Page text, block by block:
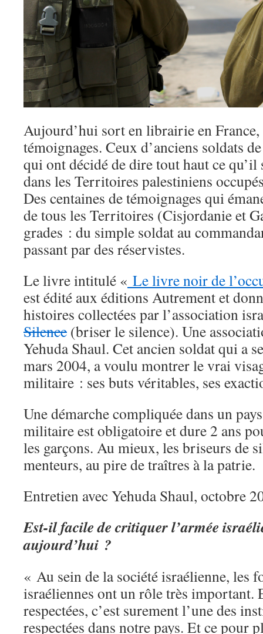
Aujourd’hui sort en librairie en
témoignages. Ceux d’anciens soldats
qui ont décidé de dire tout haut ce qu’il
dans les Territoires palestiniens
Des centaines de témoignages qui
de tous les Territoires (Cisjordanie et
grades : du simple soldat au
passant par des réservistes.
Le livre intitulé « Le livre noir de
est édité aux éditions Autrement et
histoires collectées par l’association
Silence (briser le silence). Une
Yehuda Shaul. Cet ancien soldat qui a
mars 2004, a voulu montrer le vrai
militaire : ses buts véritables, ses
Une démarche compliquée dans un
militaire est obligatoire et dure 2 ans
les garçons. Au mieux, les briseurs de
menteurs, au pire de traîtres à la patrie.
Entretien avec Yehuda Shaul, octobre
Est-il facile de critiquer l’armée
aujourd’hui ?
« Au sein de la société israélienne, les
israéliennes ont un rôle très important.
respectées, c’est surement l’une des
respectées dans notre pays. Et ce pour